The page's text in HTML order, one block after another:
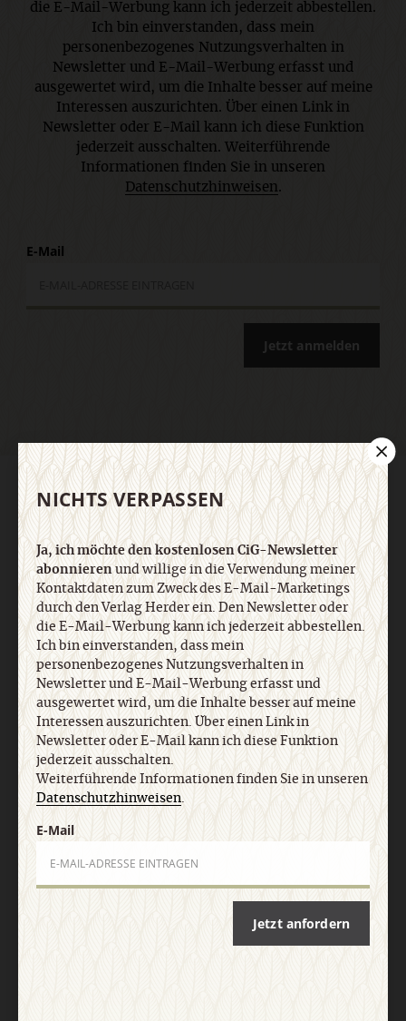
die E-Mail-Werbung kann ich jederzeit abbestellen.
Ich bin einverstanden, dass mein
personenbezogenes Nutzungsverhalten in
Newsletter und E-Mail-Werbung erfasst und
ausgewertet wird, um die Inhalte besser auf meine
Interessen auszurichten. Über einen Link in
Newsletter oder E-Mail kann ich diese Funktion
jederzeit ausschalten. Weiterführende
Informationen finden Sie in unseren
Datenschutzhinweisen.
E-Mail
Jetzt anmelden
AGB und Widerrufsbelehrung Datenschutz
Barrierefreiheit
Impressum
Vertrag widerrufen Abo online kündigen
Nach oben
NICHTS VERPASSEN
Ja, ich möchte den kostenlosen CiG-Newsletter
abonnierenund willige in die Verwendung meiner
Kontaktdaten zum Zweck des E-Mail-Marketings
durch den Verlag Herder ein. Den Newsletter oder
die E-Mail-Werbung kann ich jederzeit abbestellen.
Ich bin einverstanden, dass mein
personenbezogenes Nutzungsverhalten in
Newsletter und E-Mail-Werbung erfasst und
ausgewertet wird, um die Inhalte besser auf meine
Interessen auszurichten. Über einen Link in
Newsletter oder E-Mail kann ich diese Funktion
jederzeit ausschalten.
Weiterführende Informationen finden Sie in unseren
Datenschutzhinweisen.
E-Mail
Jetzt anfordern